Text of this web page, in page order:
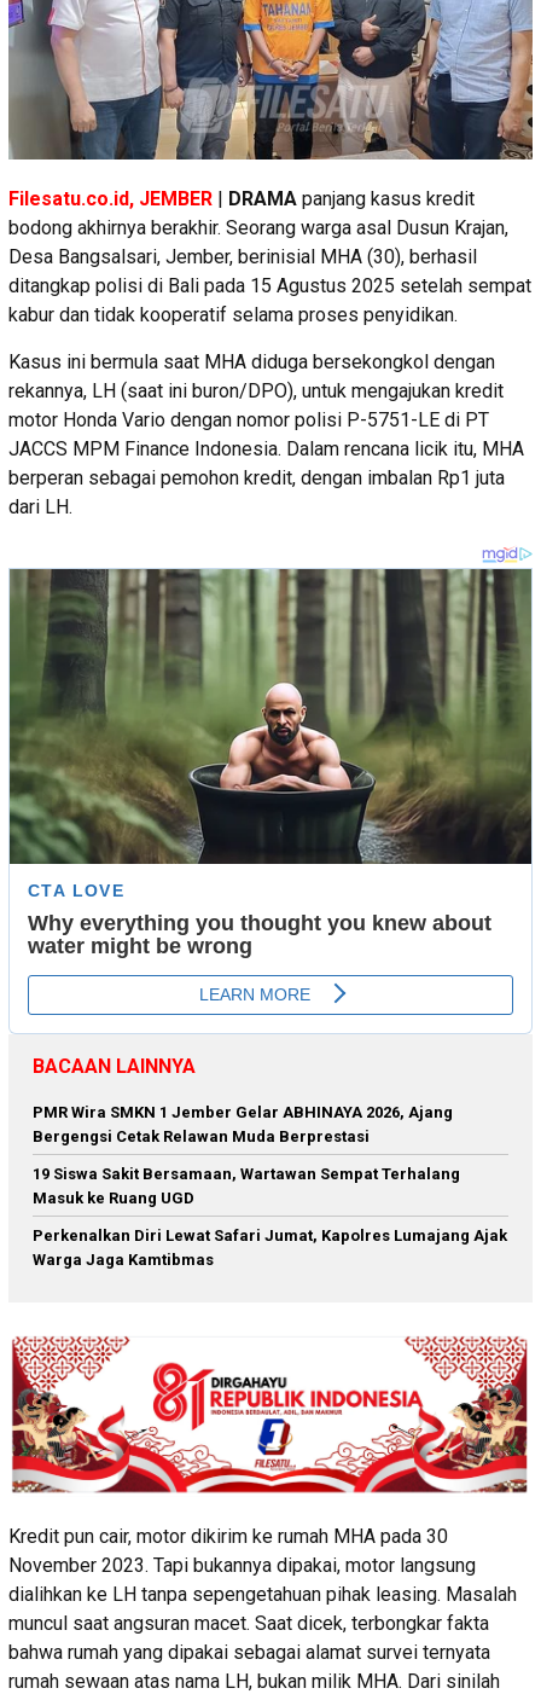
Filesatu.co.id, JEMBER DRAMA panjang kasus kredit
bodong akhirnya berakhir. Seorang warga asal Dusun Krajan,
Desa Bangsalsari, Jember, berinisial MHA (30), berhasil
ditangkap polisi di Bali pada 15 Agustus 2025 setelah sempat
kabur dan tidak kooperatif selama proses penyidikan.
Kasus ini bermula saat MHA diduga bersekongkol dengan
rekannya, LH (saat ini buron/DPO), untuk mengajukan kredit
motor Honda Vario dengan nomor polisi P-5751-LE di PT
JACCS MPM Finance Indonesia. Dalam rencana licik itu, MHA
berperan sebagai pemohon kredit, dengan imbalan Rp1 juta
dari LH.
BACAAN LAINNYA
PMR Wira SMKN 1 Jember Gelar ABHINAYA 2026, Ajang
Bergengsi Cetak Relawan Muda Berprestasi
19 Siswa Sakit Bersamaan, Wartawan Sempat Terhalang
Masuk ke Ruang UGD
Perkenalkan Diri Lewat Safari Jumat, Kapolres Lumajang Ajak
Warga Jaga Kamtibmas
Kredit pun cair, motor dikirim ke rumah MHA pada 30
November 2023. Tapi bukannya dipakai, motor langsung
dialihkan ke LH tanpa sepengetahuan pihak leasing. Masalah
muncul saat angsuran macet. Saat dicek, terbongkar fakta
bahwa rumah yang dipakai sebagai alamat survei ternyata
rumah sewaan atas nama LH, bukan milik MHA. Dari sinilah